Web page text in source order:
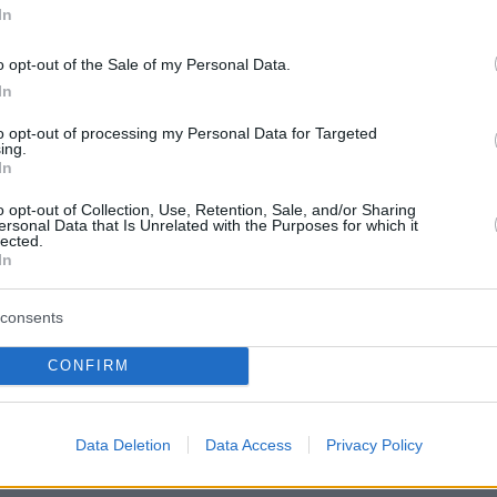
opt-out of the Sale of my Personal Data.
opt-out of processing my Personal Data for Targeted
opt-out of Collection, Use, Retention, Sale, and/or Sharing
Data that Is Unrelated with the Purposes for which it
CONFIRM
Data Deletion Data Access Privacy Policy
στοProtothema.gr
(16) ΠΡΟΣΘΗΚΗ ΣΧΟΛΙΟΥ
πόλης που γέννησε τον Χριστιανισμό είναι πλέον μόνο
ποίμνιο(λίγα γερόντια με φθίνουσα πορεία),ανάμεσα
χαρτί ανοχής σε άλλες θρησκείες.Λύσεις